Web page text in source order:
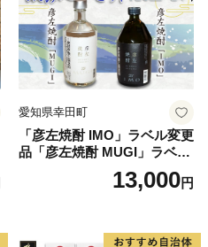
愛知県幸田町
「彦左焼酎 IMO」ラベル変更
品「彦左焼酎 MUGI」ラベル
変更品 飲み比べ セット 合計
2本 720ml×各1本 25度 焼酎
13,000円